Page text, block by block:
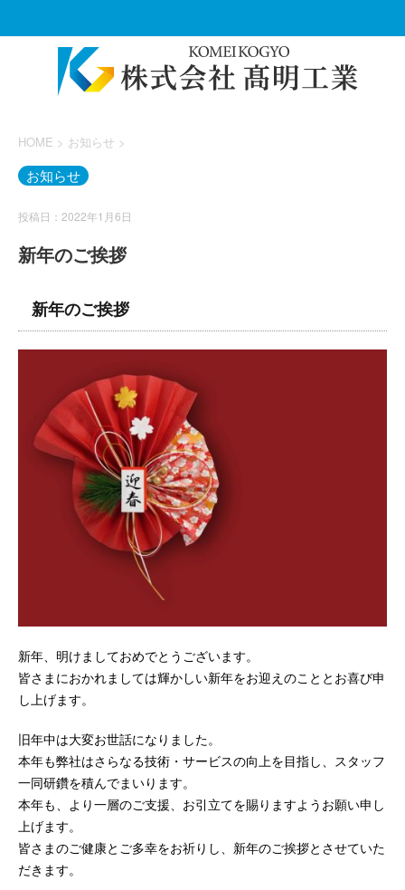
HOME > お知らせ >
お知らせ
投稿日：2022年1月6日
新年のご挨拶
新年のご挨拶
新年、明けましておめでとうございます。
皆さまにおかれましては輝かしい新年をお迎えのこととお喜び申
し上げます。
旧年中は大変お世話になりました。
本年も弊社はさらなる技術・サービスの向上を目指し、スタッフ
一同研鑽を積んでまいります。
本年も、より一層のご支援、お引立てを賜りますようお願い申し
上げます。
皆さまのご健康とご多幸をお祈りし、新年のご挨拶とさせていた
だきます。